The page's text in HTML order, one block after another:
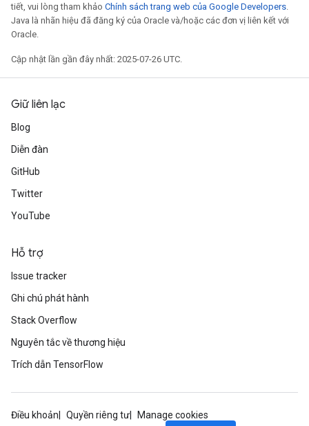
tiết, vui lòng tham khảo Chính sách trang web của Google Developers.
Java là nhãn hiệu đã đăng ký của Oracle và/hoặc các đơn vị liên kết với
Oracle.
Cập nhật lần gần đây nhất: 2025-07-26 UTC.
Giữ liên lạc
Blog
Diễn đàn
GitHub
Twitter
YouTube
Hỗ trợ
Issue tracker
Ghi chú phát hành
Stack Overflow
Nguyên tắc về thương hiệu
Trích dẫn TensorFlow
Điều khoản Quyền riêng tư
Manage cookies